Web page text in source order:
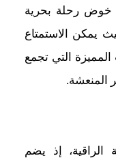
خوض رحلة بحرية
يمكن الاستمتاع
المميزة التي تجمع
المنعشة.
الراقية، إذ يضم